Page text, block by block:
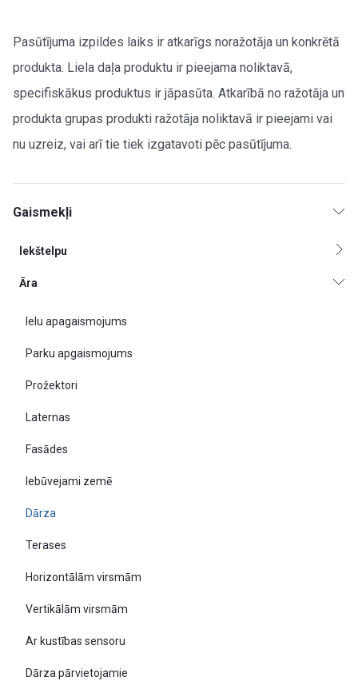
Gaismekļi
Iekštelpu
Āra
Ielu apagaismojums
Parku apgaismojums
Prožektori
Laternas
Fasādes
Iebūvejami zemē
Dārza
Terases
Horizontālām virsmām
Vertikālām virsmām
Ar kustības sensoru
Dārza pārvietojamie
Pasūtījuma izpildes laiks ir atkarīgs noražotāja un konkrētā
produkta. Liela daļa produktu ir pieejama noliktavā,
specifiskākus produktus ir jāpasūta. Atkarībā no ražotāja un
produkta grupas produkti ražotāja noliktavā ir pieejami vai
nu uzreiz, vai arī tie tiek izgatavoti pēc pasūtījuma.